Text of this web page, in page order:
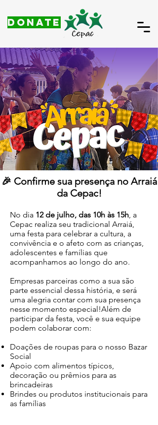
DONATE
🎉 Confirme sua presença no Arraiá
da Cepac!
No dia 12 de julho, das 10h às 15h, a
Cepac realiza seu tradicional Arraiá,
uma festa para celebrar a cultura, a
convivência e o afeto com as crianças,
adolescentes e famílias que
acompanhamos ao longo do ano.
Empresas parceiras como a sua são
parte essencial dessa história, e será
uma alegria contar com sua presença
nesse momento especial!Além de
participar da festa, você e sua equipe
podem colaborar com:
Doações de roupas para o nosso Bazar
Social
Apoio com alimentos típicos,
decoração ou prêmios para as
brincadeiras
Brindes ou produtos institucionais para
as famílias